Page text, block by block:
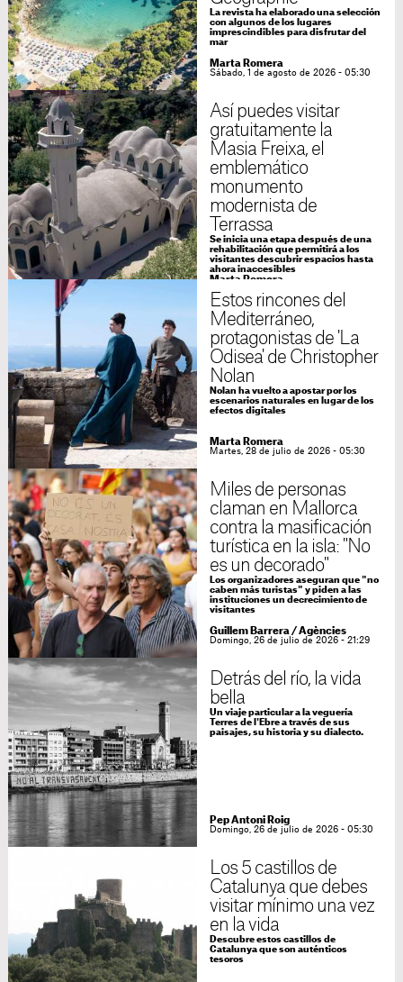
La revista ha elaborado una selección
con algunos de los lugares
imprescindibles para disfrutar del
mar
Marta Romera
Sábado, 1 de agosto de 2026 - 05:30
Así puedes visitar
gratuitamente la
Masia Freixa, el
emblemático
monumento
modernista de
Terrassa
Se inicia una etapa después de una
rehabilitación que permitirá a los
visitantes descubrir espacios hasta
ahora inaccesibles
Marta Romera
Estos rincones del
Mediterráneo,
protagonistas de 'La
Odisea' de Christopher
Nolan
Nolan ha vuelto a apostar por los
escenarios naturales en lugar de los
efectos digitales
Marta Romera
Martes, 28 de julio de 2026 - 05:30
Miles de personas
claman en Mallorca
contra la masificación
turística en la isla: "No
es un decorado"
Los organizadores aseguran que "no
caben más turistas" y piden a las
instituciones un decrecimiento de
visitantes
Guillem Barrera/Agències
Domingo, 26 de julio de 2026 - 21:29
Detrás del río, la vida
bella
Un viaje particular a la veguería
Terres de l'Ebre a través de sus
paisajes, su historia y su dialecto.
Pep Antoni Roig
Domingo, 26 de julio de 2026 - 05:30
Los 5 castillos de
Catalunya que debes
visitar mínimo una vez
en la vida
Descubre estos castillos de
Catalunya que son auténticos
tesoros